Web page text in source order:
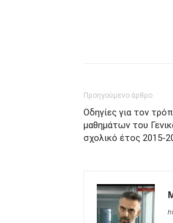
Προηγούμενο άρθρο
Οδηγίες για τον
μαθημάτων του
σχολικό έτος 2015-